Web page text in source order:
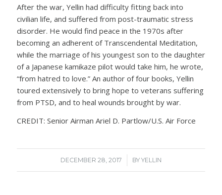
After the war, Yellin had difficulty fitting back into
civilian life, and suffered from post-traumatic stress
disorder. He would find peace in the 1970s after
becoming an adherent of Transcendental Meditation,
while the marriage of his youngest son to the daughter
of a Japanese kamikaze pilot would take him, he wrote,
“from hatred to love.” An author of four books, Yellin
toured extensively to bring hope to veterans suffering
from PTSD, and to heal wounds brought by war.
CREDIT: Senior Airman Ariel D. Partlow/U.S. Air Force
DECEMBER 28, 2017
/ BY YELLIN